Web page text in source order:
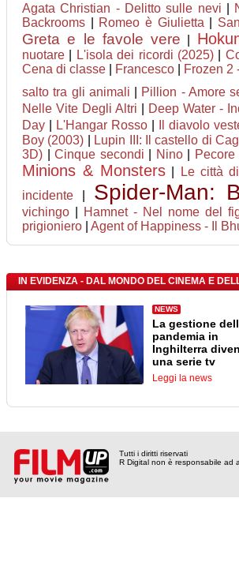
Agata Christian - Delitto sulle nevi
Backrooms
Romeo è Giulietta
Greta e le favole vere
nuotare
L'isola dei ricordi (2025)
Cena di classe
Francesco
Frozen 2
salto tra gli animali
Pillion - Amore
Nelle Vite Degli Altri Deep Water -
Day
L'Hangar Rosso Il diavolo
Boy (2003) Lupin III: Il castello di
3D)
Cinque secondi Nino| Pecore
Minions & Monsters Le città
incidente
Spider-Man:
vichingo Hamnet - Nel nome del
prigioniero
Agent of Happiness - Il
IN EVIDENZA - DAL MONDO DEL CINEMA E
NEWS
La gestione
pandemia in
Inghilterra
una serie tv
Leggi la news
Tutti i diritti riservati
R Digital non è responsabile ad